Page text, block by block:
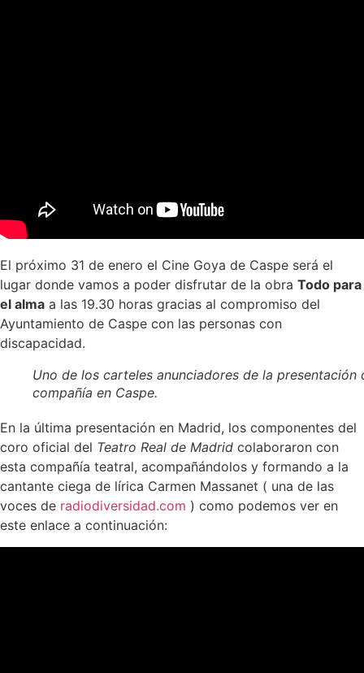
El próximo 31 de enero el Cine Goya de Caspe será el
lugar donde vamos a poder disfrutar de la obra Todo para
el alma a las 19.30 horas gracias al compromiso del
Ayuntamiento de Caspe con las personas con
discapacidad.
Uno de los carteles anunciadores de la presentación
compañía en Caspe.
En la última presentación en Madrid, los componentes del
coro oficial del Teatro Real de Madrid colaboraron con
esta compañía teatral, acompañándolos y formando a la
cantante ciega de lírica Carmen Massanet ( una de las
voces de radiodiversidad.com ) como podemos ver en
este enlace a continuación: